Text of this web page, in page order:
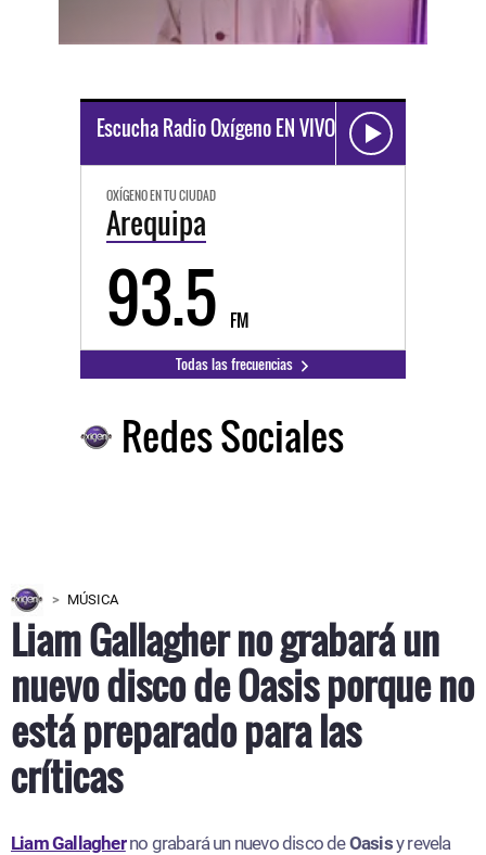
Escucha Radio Oxígeno EN VIVO
OXÍGENO EN TU CIUDAD
Arequipa
93.5 FM
Todas las frecuencias
Redes Sociales
MÚSICA
Liam Gallagher no grabará un
nuevo disco de Oasis porque no
está preparado para las
críticas
Liam Gallagherno grabará un nuevo disco deOasisy revela